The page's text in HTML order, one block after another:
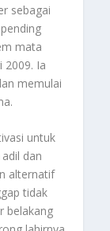
sebagai
mata
2009. Ia
memulai
untuk
dan
alternatif
tidak
belakang